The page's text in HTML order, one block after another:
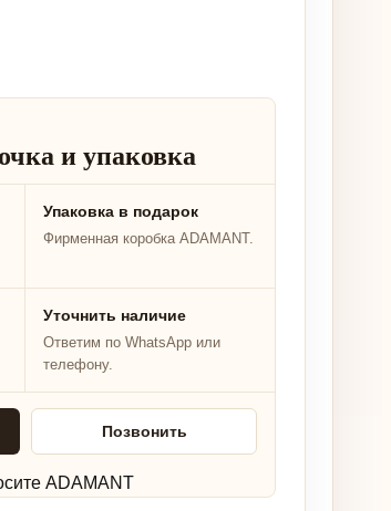
и упаковка
Упаковка в подарок
Фирменная коробка ADAMANT.
Уточнить наличие
Ответим по WhatsApp или
телефону.
Позвонить
ADAMANT